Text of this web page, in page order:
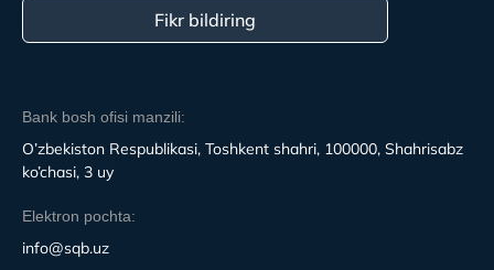
Bank bosh ofisi manzili:
O’zbekiston Respublikasi, Toshkent shahri, 100000, Shahrisabz
ko’chasi, 3 uy
Elektron pochta:
info@sqb.uz
Fikr bildiring